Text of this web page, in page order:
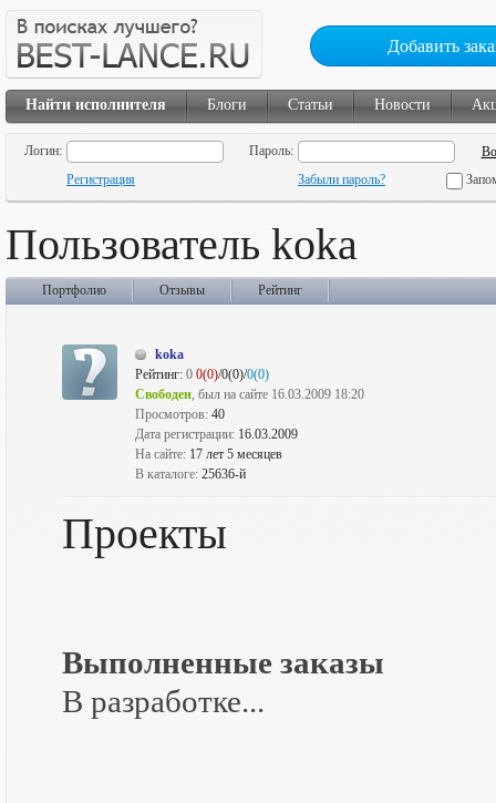
Добавить
Найти исполнителя Блоги Статьи Новости
Логин:
Пароль:
Регистрация
Забыли пароль?
Пользователь koka
Портфолио Отзывы Рейтинг
koka
Рейтинг: 0 0(0)/0(0)/0(0)
Свободен, был на сайте 16.03.2009 18:20
Просмотров: 40
Дата регистрации: 16.03.2009
На сайте: 17 лет 5 месяцев
В каталоге: 25636-й
Проекты
Выполненные заказы
В разработке...